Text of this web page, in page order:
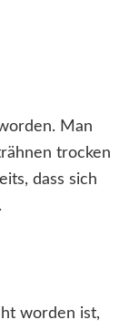
Man
trocken
dass sich
worden ist,